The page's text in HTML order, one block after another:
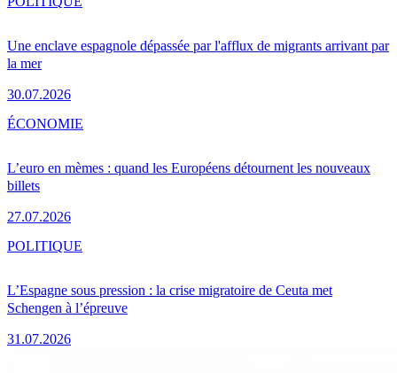
Une enclave espagnole dépassée par l'afflux de migrants arrivant par
la mer
30.07.2026
L’euro en mèmes : quand les Européens détournent les nouveaux
billets
27.07.2026
ÉCONOMIE
L’Espagne sous pression : la crise migratoire de Ceuta met
Schengen à l’épreuve
31.07.2026
POLITIQUE